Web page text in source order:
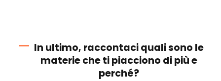
In ultimo, raccontaci quali sono le
materie che ti piacciono di più e
perché?